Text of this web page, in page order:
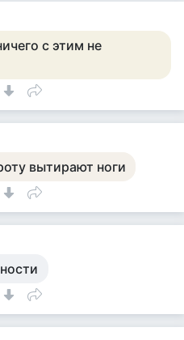
с этим не
вытирают ноги